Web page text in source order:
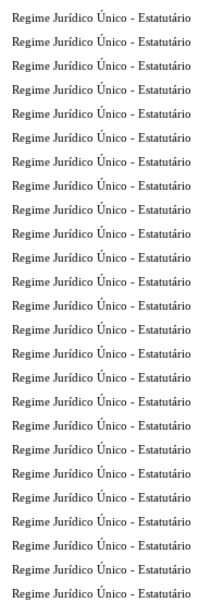
Regime Jurídico Único - Estatutário
Regime Jurídico Único - Estatutário
Regime Jurídico Único - Estatutário
Regime Jurídico Único - Estatutário
Regime Jurídico Único - Estatutário
Regime Jurídico Único - Estatutário
Regime Jurídico Único - Estatutário
Regime Jurídico Único - Estatutário
Regime Jurídico Único - Estatutário
Regime Jurídico Único - Estatutário
Regime Jurídico Único - Estatutário
Regime Jurídico Único - Estatutário
Regime Jurídico Único - Estatutário
Regime Jurídico Único - Estatutário
Regime Jurídico Único - Estatutário
Regime Jurídico Único - Estatutário
Regime Jurídico Único - Estatutário
Regime Jurídico Único - Estatutário
Regime Jurídico Único - Estatutário
Regime Jurídico Único - Estatutário
Regime Jurídico Único - Estatutário
Regime Jurídico Único - Estatutário
Regime Jurídico Único - Estatutário
Regime Jurídico Único - Estatutário
Regime Jurídico Único - Estatutário